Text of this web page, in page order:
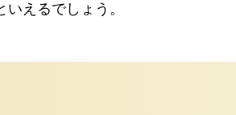
えるでしょう。